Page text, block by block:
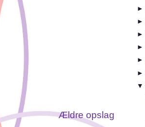
Ældre opslag
►
►
►
►
►
►
▼